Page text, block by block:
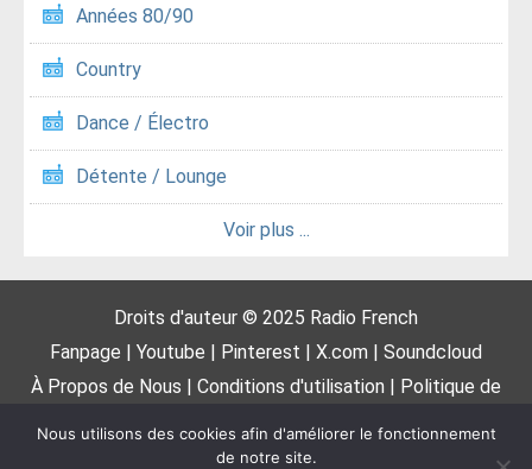
Années 80/90
Country
Dance / Électro
Détente / Lounge
Voir plus ...
Droits d'auteur © 2025 Radio French
Fanpage | Youtube | Pinterest | X.com | Soundcloud
À Propos de Nous | Conditions d'utilisation | Politique de
nous
Nous utilisons des cookies afin d'améliorer le fonctionnement
de notre site.